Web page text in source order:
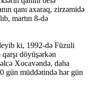
qanı axaraq, zirzəmidə
martın 8-də
ki, 1992-də Füzuli
döyüşərkən
Xocavəndə, daha
gün müddətində hər gün